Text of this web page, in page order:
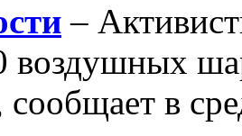
–
сообщает в